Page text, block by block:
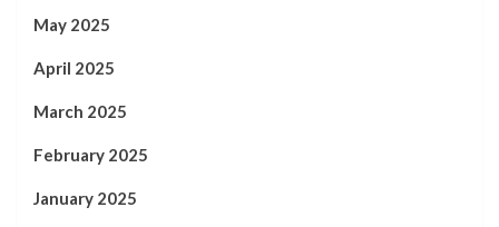
May 2025
April 2025
March 2025
February 2025
January 2025